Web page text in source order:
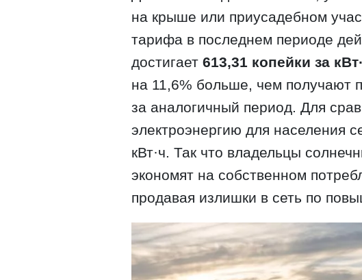
на крыше или приусадебном
тарифа в последнем периоде
достигает 613,31 копейки за
на 11,6% больше, чем получают
за аналогичный период. Для
электроэнергию для населения
кВт·ч. Так что владельцы
экономят на собственном
продавая излишки в сеть по